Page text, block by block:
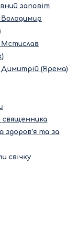
заповіт
Мстислав
(Ярема)
здоров’я та за
свічку